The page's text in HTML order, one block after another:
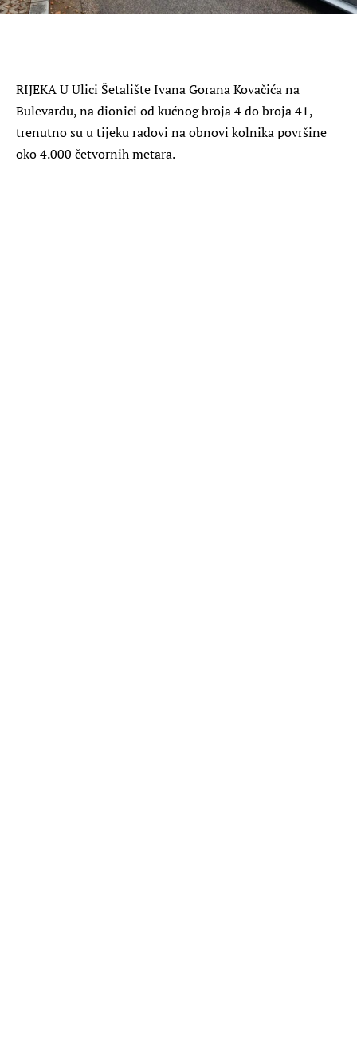
RIJEKA U Ulici Šetalište Ivana Gorana Kovačića na
Bulevardu, na dionici od kućnog broja 4 do broja 41,
trenutno su u tijeku radovi na obnovi kolnika površine
oko 4.000 četvornih metara.